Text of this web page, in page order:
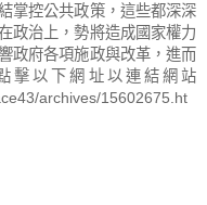
掌控公共政策，這些都深深
政治上，勢將造成國家權力
政府各項施政與改革，進而
擊以下網址以連結網站
archives/15602675.ht